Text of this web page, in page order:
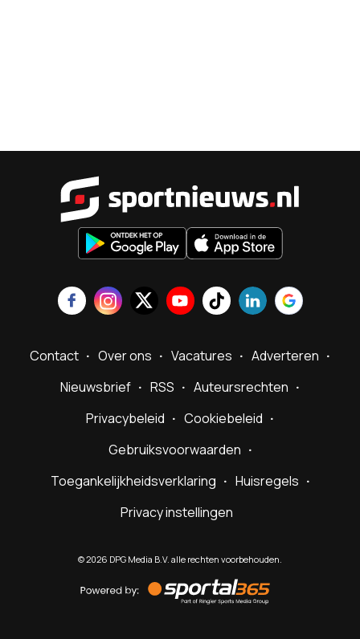
Contact Over ons Vacatures
Adverteren
Nieuwsbrief
RSS
Auteursrechten
Privacybeleid
Cookiebeleid
Gebruiksvoorwaarden
Toegankelijkheidsverklaring
Huisregels
Privacy instellingen
©2026 DPG Media B.V. alle rechten voorbehouden.
by
Sportal365